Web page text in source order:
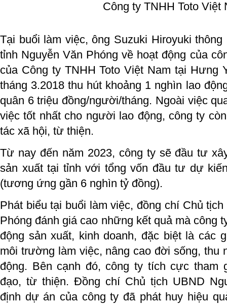
Công ty TNHH Toto Việt
Tại buổi làm việc, ông Suzuki Hiroyuki
tỉnh Nguyễn Văn Phóng về hoạt động của
của Công ty TNHH Toto Việt Nam tại Hưng
tháng 3.2018 thu hút khoảng 1 nghìn lao
quân 6 triệu đồng/người/tháng. Ngoài việc
việc tốt nhất cho người lao động, công ty
tác xã hội, từ thiện.
Từ nay đến năm 2023, công ty sẽ đầu tư
sản xuất tại tỉnh với tổng vốn đầu tư dự
(tương ứng gần 6 nghìn tỷ đồng).
Phát biểu tại buổi làm việc, đồng chí Chủ
Phóng đánh giá cao những kết quả mà công
động sản xuất, kinh doanh, đặc biệt là các
môi trường làm việc, nâng cao đời sống, thu
động. Bên cạnh đó, công ty tích cực tham
đạo, từ thiện. Đồng chí Chủ tịch UBND
định dự án của công ty đã phát huy hiệu